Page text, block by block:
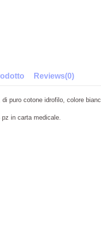
Reviews(0)
puro cotone idrofilo, colore
in carta medicale.